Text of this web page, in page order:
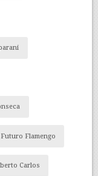
Flamengo
Carlos